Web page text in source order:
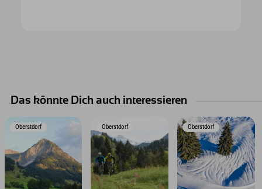
Das könnte Dich auch interessieren
Oberstdorf Oberstdorf Oberstdorf